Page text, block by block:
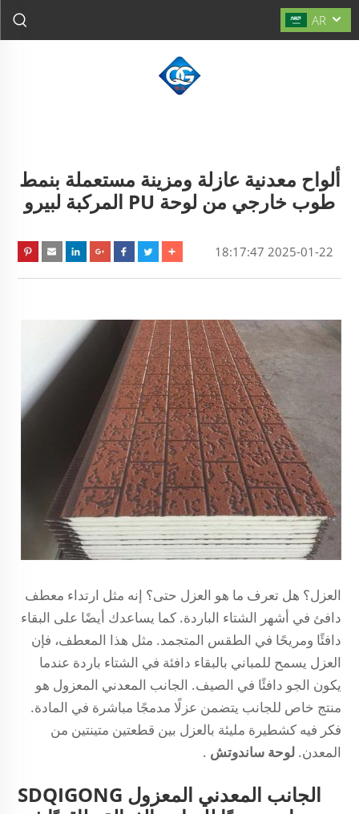
AR
ألواح معدنية عازلة ومزينة مستعملة بنمط
طوب خارجي من لوحة PU المركبة لبيرو
2025-01-22 18:17:47
العزل؟ هل تعرف ما هو العزل حتى؟ إنه مثل ارتداء معطف
دافئ في أشهر الشتاء الباردة. كما يساعدك أيضًا على البقاء
دافئًا ومريحًا في الطقس المتجمد. مثل هذا المعطف، فإن
العزل يسمح للمباني بالبقاء دافئة في الشتاء باردة عندما
يكون الجو دافئًا في الصيف. الجانب المعدني المعزول هو
منتج خاص للجانب يتضمن عزلًا مدمجًا مباشرة في المادة.
فكر فيه كشطيرة مليئة بالعزل بين قطعتين متينتين من
المعدن. لوحة ساندوتش .
الجانب المعدني المعزول SDQIGONG